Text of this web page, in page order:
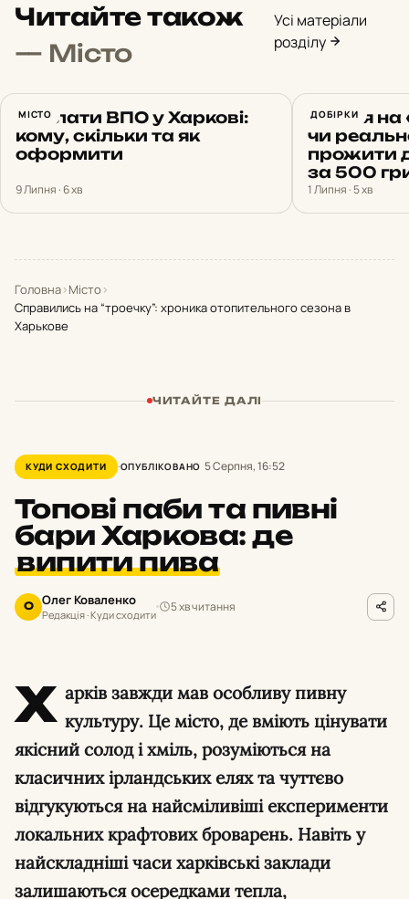
Читайте також
— Місто
Усі матеріали
розділу
МІСТО
Виплати ВПО у Харкові:
кому, скільки та як
оформити
9 Липня · 6 хв
ДОБІРКИ
Життя на
чи
прожити
за 500
1 Липня · 5 хв
Головна›Місто ›
Справились на “троечку”: хроника отопительного сезона в
Харькове
ЧИТАЙТЕ ДАЛІ
КУДИ СХОДИТИ ОПУБЛІКОВАНО 5 Серпня, 16:52
Топові паби та пивні
бари Харкова: де
випити пива
О Олег Коваленко
Редакція · Куди сходити
5 хв читання
Х арків завжди мав особливу пивну
культуру. Це місто, де вміють цінувати
якісний солод і хміль, розуміються на
класичних ірландських елях та чуттєво
відгукуються на найсміливіші експерименти
локальних крафтових броварень. Навіть у
найскладніші часи харківські заклади
залишаються осередками тепла,